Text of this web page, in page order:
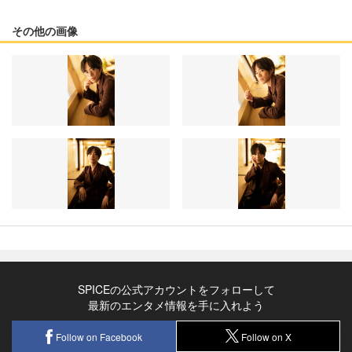
その他の画像
SPICEの公式アカウントをフォローして
最新のエンタメ情報を手に入れよう
Follow on Facebook Follow on X